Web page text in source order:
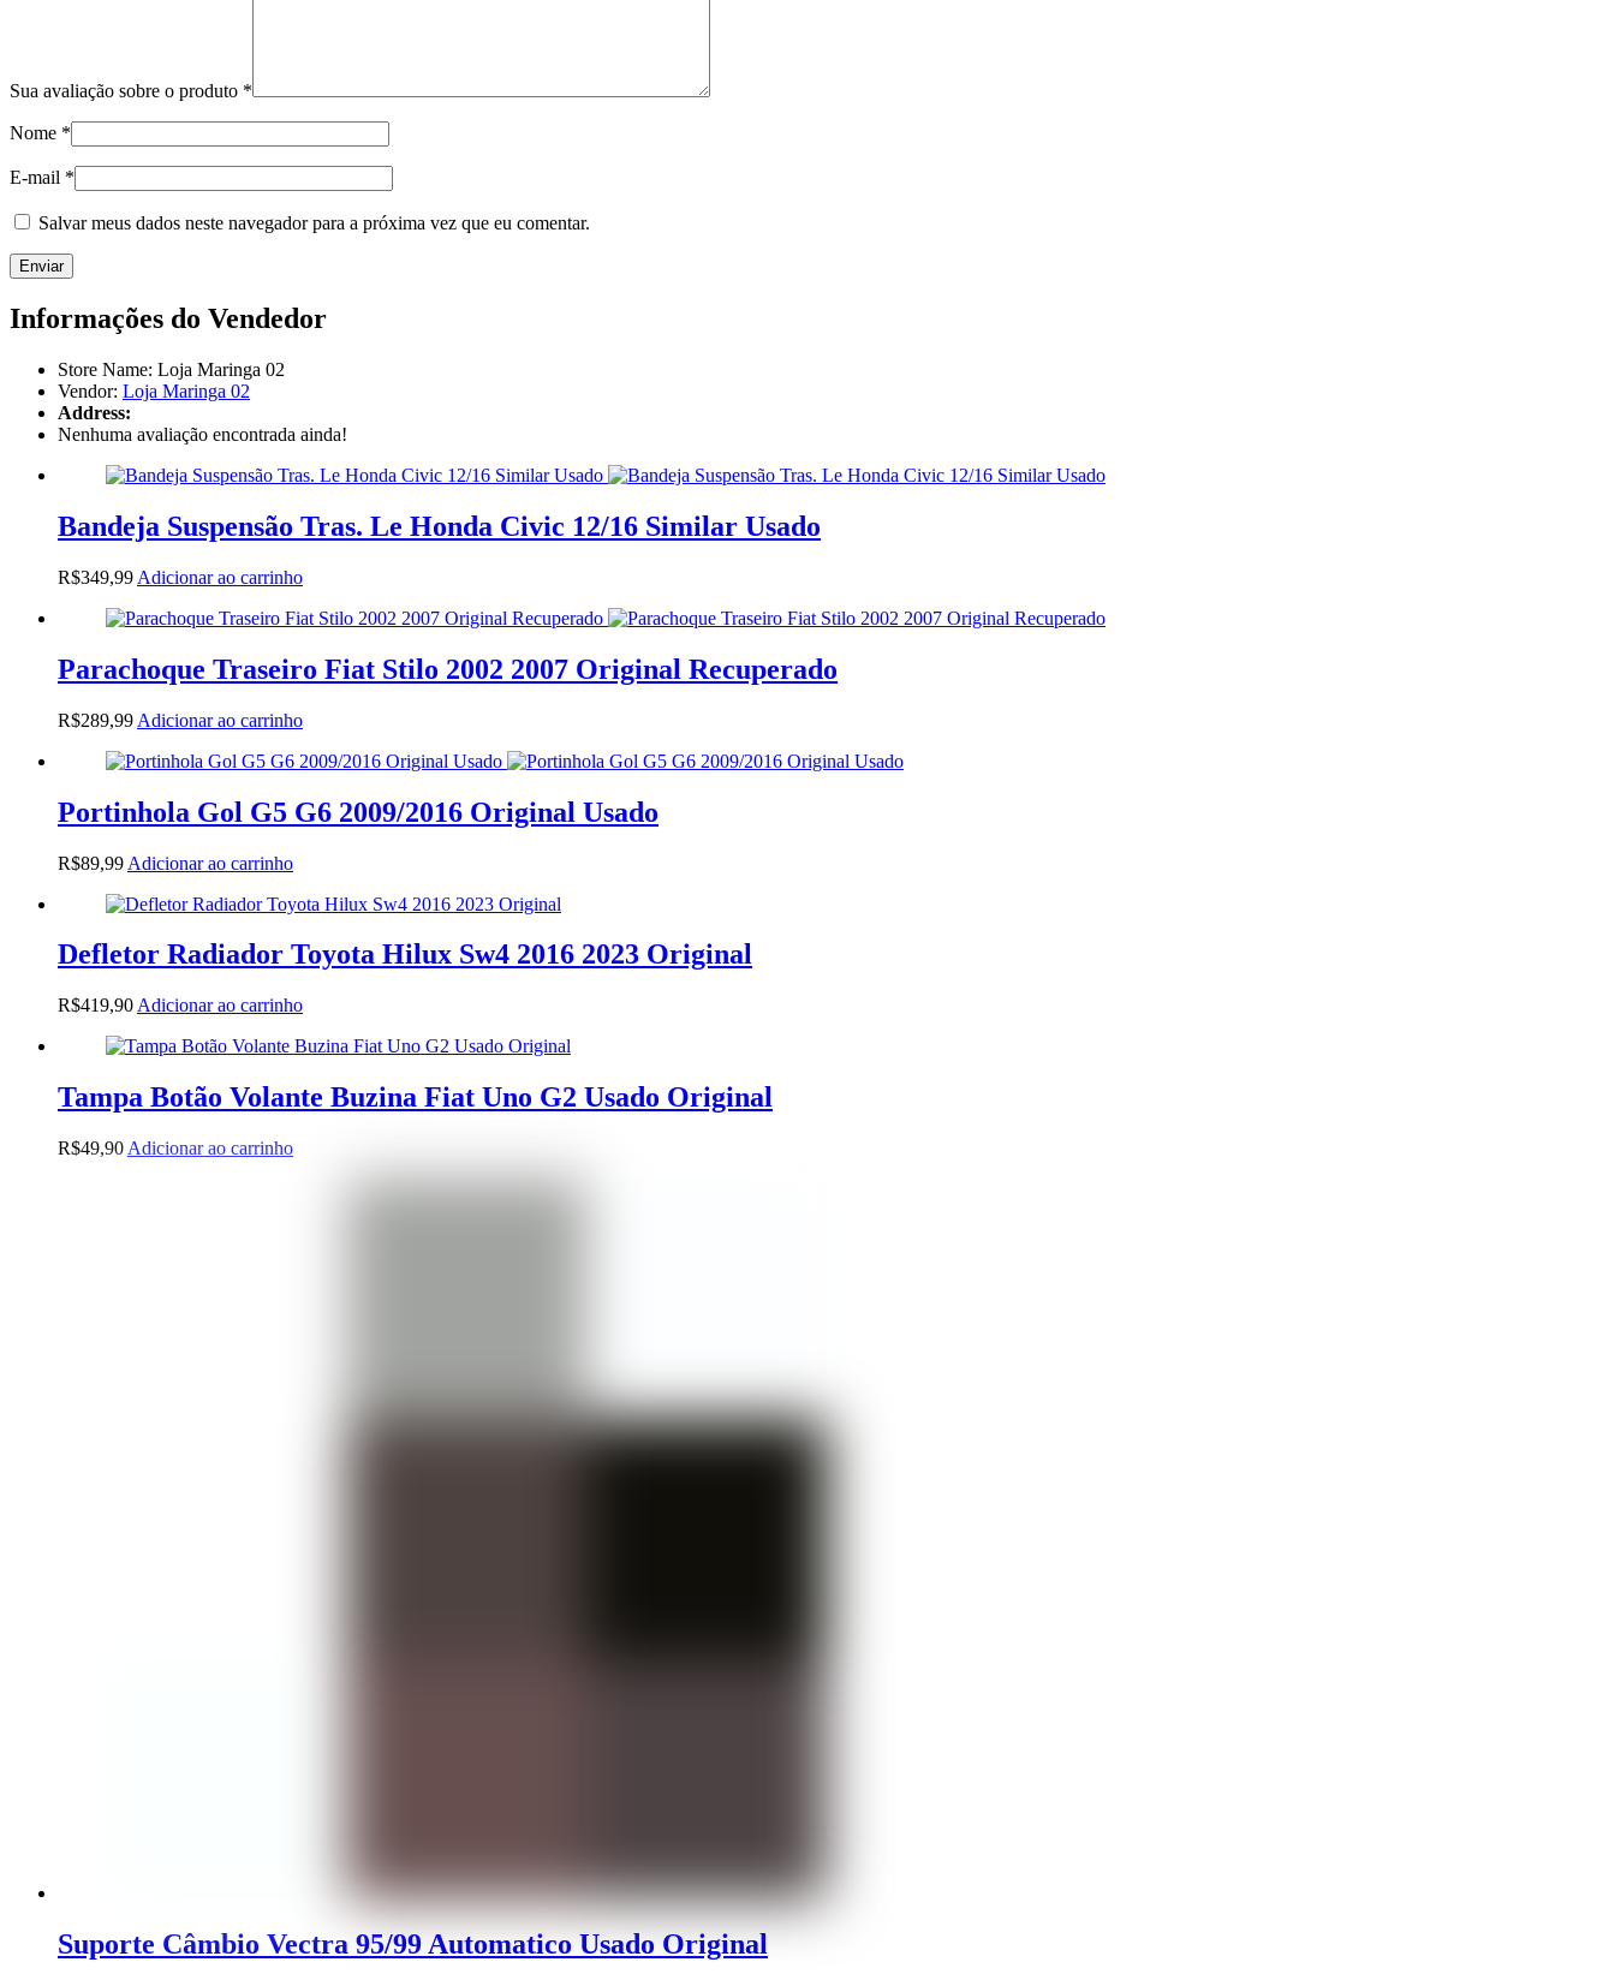
Sua avaliação sobre o produto *
Nome *
E-mail *
Salvar meus dados neste navegador para a próxima vez que eu comentar.
Informações do Vendedor
Store Name: Loja Maringa 02
Vendor: Loja Maringa 02
Address:
Nenhuma avaliação encontrada ainda!
Bandeja Suspensão Tras. Le Honda Civic 12/16 Similar Usado
R$349,99 Adicionar ao carrinho
Parachoque Traseiro Fiat Stilo 2002 2007 Original Recuperado
R$289,99 Adicionar ao carrinho
Portinhola Gol G5 G6 2009/2016 Original Usado
R$89,99 Adicionar ao carrinho
Defletor Radiador Toyota Hilux Sw4 2016 2023 Original
R$419,90 Adicionar ao carrinho
Tampa Botão Volante Buzina Fiat Uno G2 Usado Original
R$49,90 Adicionar ao carrinho
Suporte Câmbio Vectra 95/99 Automatico Usado Original